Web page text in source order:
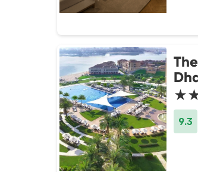
9.3